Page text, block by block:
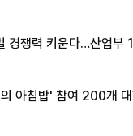
경쟁력 키운다…산업부
아침밥' 참여 200개